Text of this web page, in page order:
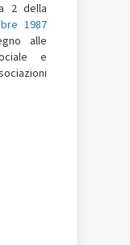
2 della
1987
alle
e